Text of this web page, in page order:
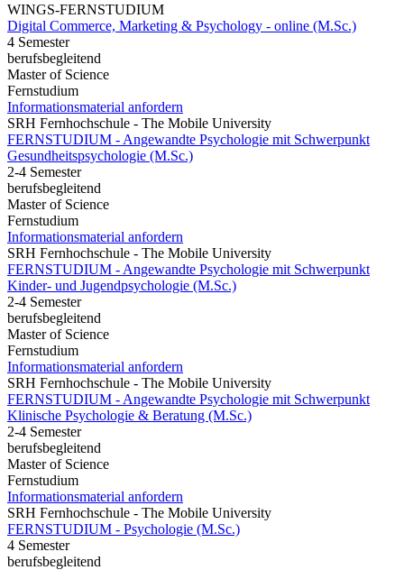
WINGS-FERNSTUDIUM
Digital Commerce, Marketing & Psychology - online (M.Sc.)
4 Semester
berufsbegleitend
Master of Science
Fernstudium
Informationsmaterial anfordern
SRH Fernhochschule - The Mobile University
FERNSTUDIUM - Angewandte Psychologie mit Schwerpunkt
Gesundheits­psychologie (M.Sc.)
2-4 Semester
berufsbegleitend
Master of Science
Fernstudium
Informationsmaterial anfordern
SRH Fernhochschule - The Mobile University
FERNSTUDIUM - Angewandte Psychologie mit Schwerpunkt
Kinder- und Jugendpsychologie (M.Sc.)
2-4 Semester
berufsbegleitend
Master of Science
Fernstudium
Informationsmaterial anfordern
SRH Fernhochschule - The Mobile University
FERNSTUDIUM - Angewandte Psychologie mit Schwerpunkt
Klinische Psychologie & Beratung (M.Sc.)
2-4 Semester
berufsbegleitend
Master of Science
Fernstudium
Informationsmaterial anfordern
SRH Fernhochschule - The Mobile University
FERNSTUDIUM - Psychologie (M.Sc.)
4 Semester
berufsbegleitend